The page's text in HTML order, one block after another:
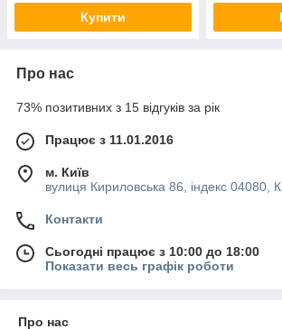
Купити
Про нас
73% позитивних з 15 відгуків за рік
Працює з 11.01.2016
м. Київ
вулиця Кириловська 86, індекс 04080,
Контакти
Сьогодні працює з 10:00 до 18:00
Показати весь графік роботи
Про нас